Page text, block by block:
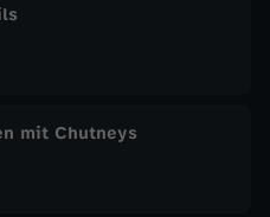
mit Chutneys